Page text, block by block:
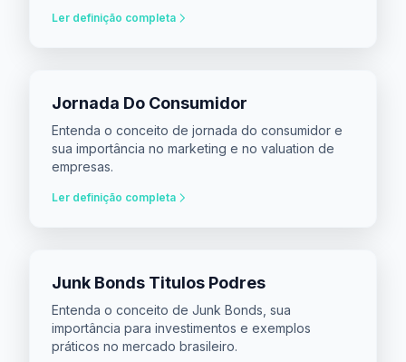
Ler definição completa
Jornada Do Consumidor
Entenda o conceito de jornada do consumidor e
sua importância no marketing e no valuation de
empresas.
Ler definição completa
Junk Bonds Titulos Podres
Entenda o conceito de Junk Bonds, sua
importância para investimentos e exemplos
práticos no mercado brasileiro.